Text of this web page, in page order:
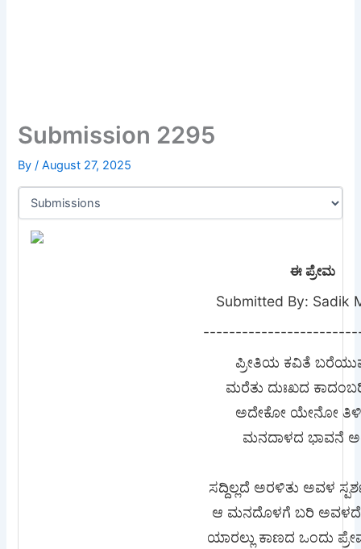
Submission 2295
By/August 27, 2025
ಈ ಪ್ರೇಮ
Submitted By: Sadik
ಪ್ರೀತಿಯ ಕವಿತೆ
ಮರೆತು ದುಃಖದ
ಅದೇಕೋ ಯೇನೋ
ಮನದಾಳದ ಭಾವನೆ
ಸದ್ದಿಲ್ಲದೆ ಅರಳಿತು ಅವಳ
ಆ ಮನದೊಳಗೆ ಬರಿ
ಯಾರಲ್ಲು ಕಾಣದ ಒಂದು